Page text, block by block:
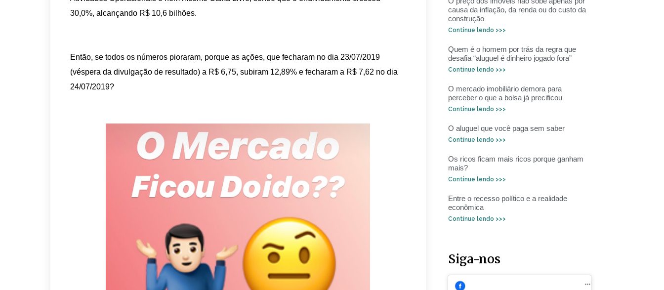
30,0%, alcançando R$ 10,6 bilhões.
Então, se todos os números pioraram, porque as ações, que fecharam no dia 23/07/2019
(véspera da divulgação de resultado) a R$ 6,75, subiram 12,89% e fecharam a R$ 7,62 no dia
24/07/2019?
causa da inflação, da renda ou do custo da
construção
Continue lendo >>>
Quem é o homem por trás da regra que
desafia “aluguel é dinheiro jogado fora”
Continue lendo >>>
O mercado imobiliário demora para
perceber o que a bolsa já precificou
Continue lendo >>>
O aluguel que você paga sem saber
Continue lendo >>>
Os ricos ficam mais ricos porque ganham
mais?
Continue lendo >>>
Entre o recesso político e a realidade
econômica
Continue lendo >>>
Siga-nos